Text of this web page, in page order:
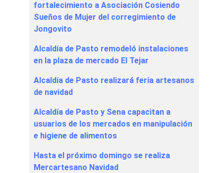
fortalecimiento a Asociación Cosiendo
Sueños de Mujer del corregimiento de
Jongovito
Alcaldía de Pasto remodeló instalaciones
en la plaza de mercado El Tejar
Alcaldía de Pasto realizará feria artesanos
de navidad
Alcaldía de Pasto y Sena capacitan a
usuarios de los mercados en manipulación
e higiene de alimentos
Hasta el próximo domingo se realiza
Mercartesano Navidad